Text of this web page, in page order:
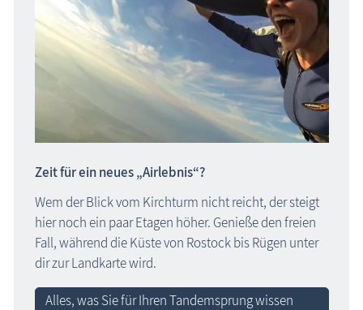
Zeit für ein neues „Airlebnis“?
Wem der Blick vom Kirchturm nicht reicht, der steigt
hier noch ein paar Etagen höher. Genieße den freien
Fall, während die Küste von Rostock bis Rügen unter
dir zur Landkarte wird.
Alles, was Sie für Ihren Tandemsprung wissen